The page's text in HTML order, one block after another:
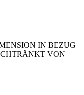
IN BEZUG
VON